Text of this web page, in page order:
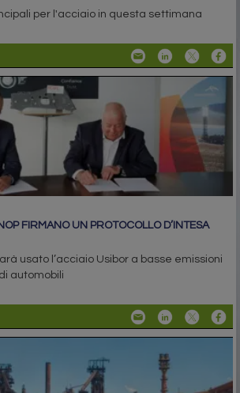
per l'acciaio in questa settimana
FIRMANO UN PROTOCOLLO D’INTESA
usato l’acciaio Usibor a basse emissioni
automobili